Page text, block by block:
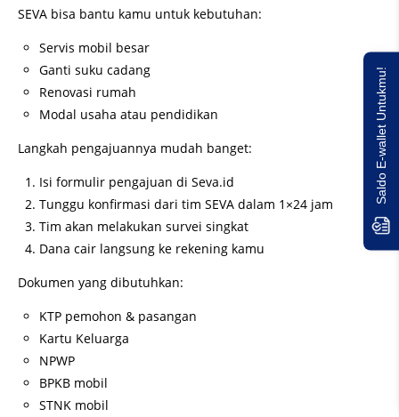
SEVA bisa bantu kamu untuk kebutuhan:
Servis mobil besar
Ganti suku cadang
Renovasi rumah
Modal usaha atau pendidikan
Langkah pengajuannya mudah banget:
Isi formulir pengajuan di Seva.id
Tunggu konfirmasi dari tim SEVA dalam 1×24 jam
Tim akan melakukan survei singkat
Dana cair langsung ke rekening kamu
Dokumen yang dibutuhkan:
KTP pemohon & pasangan
Kartu Keluarga
NPWP
BPKB mobil
STNK mobil
Saldo E-wallet Untukmu!